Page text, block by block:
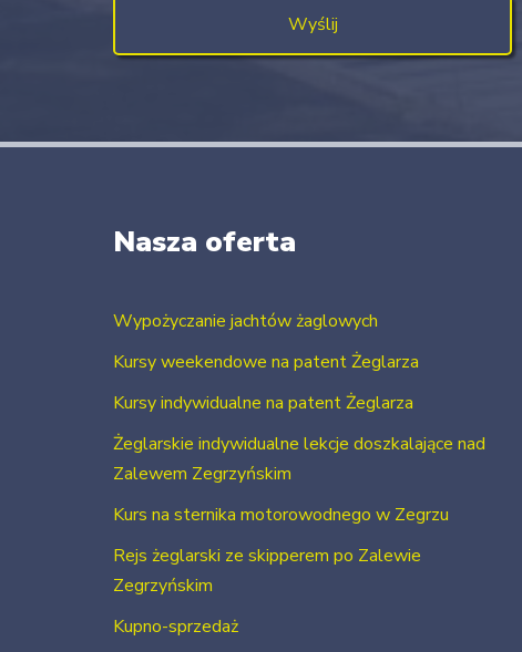
Nasza oferta
Wypożyczanie jachtów żaglowych
Kursy weekendowe na patent Żeglarza
Kursy indywidualne na patent Żeglarza
Żeglarskie indywidualne lekcje doszkalające nad
Zalewem Zegrzyńskim
Kurs na sternika motorowodnego w Zegrzu
Rejs żeglarski ze skipperem po Zalewie
Zegrzyńskim
Kupno-sprzedaż